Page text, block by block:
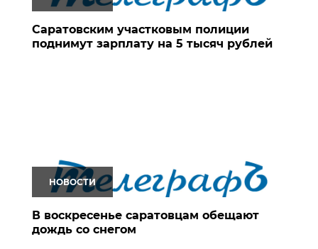
Саратовским участковым полиции
поднимут зарплату на 5 тысяч рублей
НОВОСТИ
В воскресенье саратовцам обещают
дождь со снегом